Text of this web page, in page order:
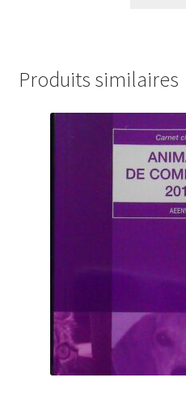
Produits similaires